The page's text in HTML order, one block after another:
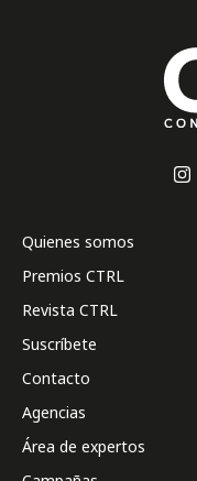
Quienes somos
Premios CTRL
Revista CTRL
Suscríbete
Contacto
Agencias
Área de expertos